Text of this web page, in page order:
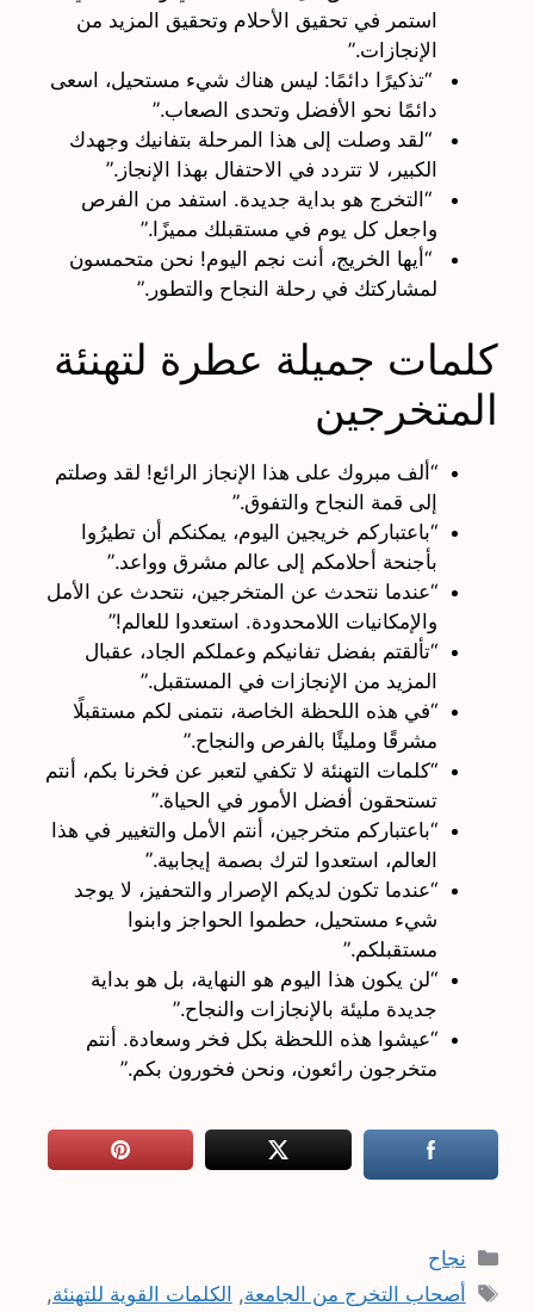
استمر في تحقيق الأحلام وتحقيق المزيد من
الإنجازات.”
“تذكيرًا دائمًا: ليس هناك شيء مستحيل، اسعى
دائمًا نحو الأفضل وتحدى الصعاب.”
“لقد وصلت إلى هذا المرحلة بتفانيك وجهدك
الكبير، لا تتردد في الاحتفال بهذا الإنجاز.”
“التخرج هو بداية جديدة. استفد من الفرص
واجعل كل يوم في مستقبلك مميزًا.”
“أيها الخريج، أنت نجم اليوم! نحن متحمسون
لمشاركتك في رحلة النجاح والتطور.”
كلمات جميلة عطرة لتهنئة
المتخرجين
“ألف مبروك على هذا الإنجاز الرائع! لقد وصلتم
إلى قمة النجاح والتفوق.”
“باعتباركم خريجين اليوم، يمكنكم أن تطيرُوا
بأجنحة أحلامكم إلى عالم مشرق وواعد.”
“عندما نتحدث عن المتخرجين، نتحدث عن الأمل
والإمكانيات اللامحدودة. استعدوا للعالم!”
“تألقتم بفضل تفانيكم وعملكم الجاد، عقبال
المزيد من الإنجازات في المستقبل.”
“في هذه اللحظة الخاصة، نتمنى لكم مستقبلًا
مشرقًا ومليئًا بالفرص والنجاح.”
“كلمات التهنئة لا تكفي لتعبر عن فخرنا بكم، أنتم
تستحقون أفضل الأمور في الحياة.”
“باعتباركم متخرجين، أنتم الأمل والتغيير في هذا
العالم، استعدوا لترك بصمة إيجابية.”
“عندما تكون لديكم الإصرار والتحفيز، لا يوجد
شيء مستحيل، حطموا الحواجز وابنوا
مستقبلكم.”
“لن يكون هذا اليوم هو النهاية، بل هو بداية
جديدة مليئة بالإنجازات والنجاح.”
“عيشوا هذه اللحظة بكل فخر وسعادة. أنتم
متخرجون رائعون، ونحن فخورون بكم.”
التصنيفات
نجاح
الوسوم
أصحاب التخرج من الجامعة, الكلمات القوية للتهنئة,